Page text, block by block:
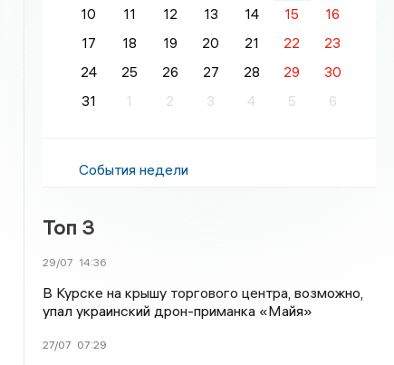
10
11 12 13 14 15
16
17
18 19 20 21 22
23
24
25 26 27 28 29
30
31
1 2 3 4 5 6
События недели
Топ 3
29/07 14:36
В Курске на крышу торгового центра, возможно,
упал украинский дрон-приманка «Майя»
27/07 07:29